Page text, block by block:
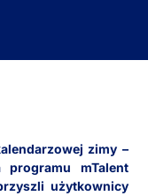
zimy –
programu mTalent
użytkownicy